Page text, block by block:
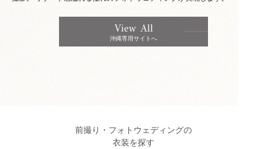
View All
沖縄専用サイトへ
前撮り・フォトウェディングの
衣装を探す